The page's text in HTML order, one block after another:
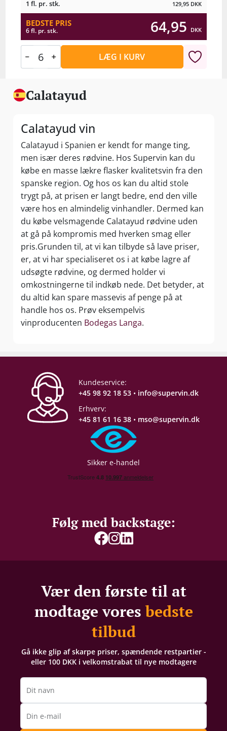
1 fl. pr. stk. 129,95 DKK
BEDSTE PRIS
6 fl. pr. stk. 64,95 DKK
LÆG I KURV
Calatayud
Calatayud vin
Calatayud i Spanien er kendt for mange ting,
men især deres rødvine. Hos Supervin kan du
købe en masse lækre flasker kvalitetsvin fra den
spanske region. Og hos os kan du altid stole
trygt på, at prisen er langt bedre, end den ville
være hos en almindelig vinhandler. Dermed kan
du købe velsmagende Calatayud rødvine uden
at gå på kompromis med hverken smag eller
pris.Grunden til, at vi kan tilbyde så lave priser,
er, at vi har specialiseret os i at købe lagre af
udsøgte rødvine, og dermed holder vi
omkostningerne til indkøb nede. Det betyder, at
du altid kan spare massevis af penge på at
handle hos os. Prøv eksempelvis
vinproducenten Bodegas Langa.
Kundeservice:
+45 98 92 18 53 • info@supervin.dk
Erhverv:
+45 81 61 16 38 • mso@supervin.dk
Sikker e-handel
Følg med backstage:
Vær den første til at
modtage voresbedste
tilbud
Gå ikke glip af skarpe priser, spændende restpartier -
eller 100 DKK i velkomstrabat til nye modtagere
Dit navn
Din e-mail